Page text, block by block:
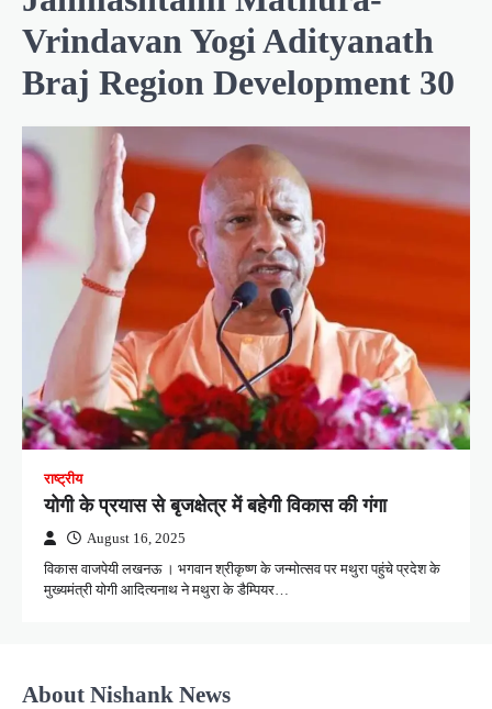
Vrindavan Yogi Adityanath
Braj Region Development 30
राष्ट्रीय
योगी के प्रयास से बृजक्षेत्र में बहेगी विकास की गंगा
August 16, 2025
विकास वाजपेयी लखनऊ । भगवान श्रीकृष्ण के जन्मोत्सव पर मथुरा पहुंचे प्रदेश के
मुख्यमंत्री योगी आदित्यनाथ ने मथुरा के डैम्पियर…
About Nishank News